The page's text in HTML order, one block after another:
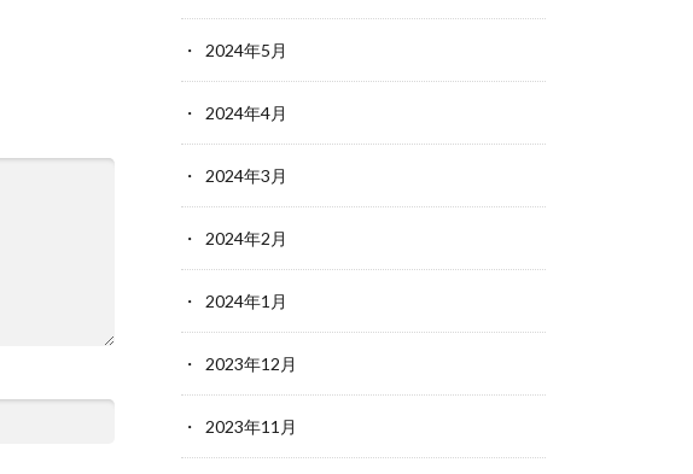
2024年5月
2024年4月
2024年3月
2024年2月
2024年1月
2023年12月
2023年11月